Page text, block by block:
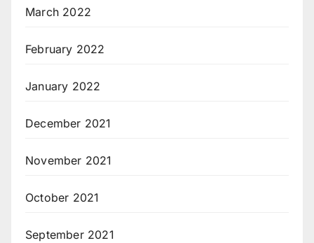
March 2022
February 2022
January 2022
December 2021
November 2021
October 2021
September 2021